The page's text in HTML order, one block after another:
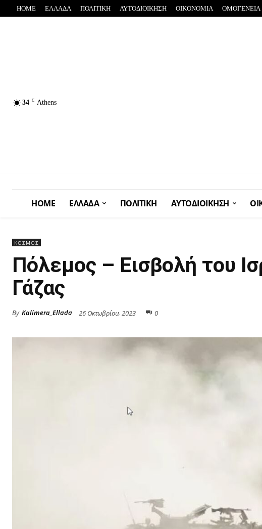
HOME ΕΛΛΑΔΑ ΠΟΛΙΤΙΚΗ ΑΥΤΟΔΙΟΙΚΗΣΗ OIKONOMIA ΟΜΟΓΕΝΕΙΑ
34 C Athens
HOME ΕΛΛΑΔΑ ΠΟΛΙΤΙΚΗ ΑΥΤΟΔΙΟΙΚΗΣΗ
ΚΟΣΜΟΣ
Πόλεμος – Εισβολή του
Γάζας
By Kalimera_Ellada 26 Οκτωβρίου, 2023 0